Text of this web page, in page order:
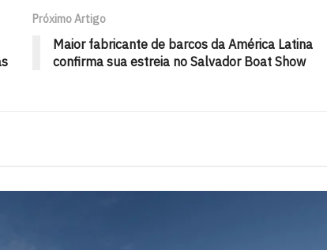
Próximo Artigo
Maior fabricante de barcos da América Latina
confirma sua estreia no Salvador Boat Show